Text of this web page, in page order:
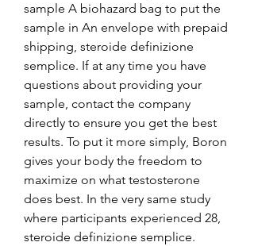
sample A biohazard bag to put the
sample in An envelope with prepaid
shipping, steroide definizione
semplice. If at any time you have
questions about providing your
sample, contact the company
directly to ensure you get the best
results. To put it more simply, Boron
gives your body the freedom to
maximize on what testosterone
does best. In the very same study
where participants experienced 28,
steroide definizione semplice.